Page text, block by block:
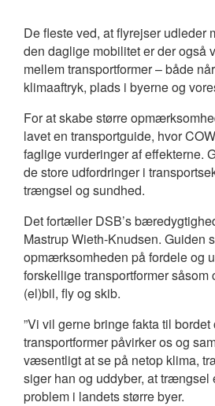
De fleste ved, at flyrejser udleder
den daglige mobilitet er der også
mellem transportformer – både
klimaaftryk, plads i byerne og
For at skabe større
lavet en transportguide, hvor
faglige vurderinger af effekterne.
de store udfordringer i
trængsel og sundhed.
Det fortæller DSB’s
Mastrup Wieth-Knudsen. Guiden
opmærksomheden på fordele og
forskellige transportformer såsom
(el)bil, fly og skib.
”Vi vil gerne bringe fakta til bordet
transportformer påvirker os og
væsentligt at se på netop klima,
siger han og uddyber, at trængsel
problem i landets større byer.